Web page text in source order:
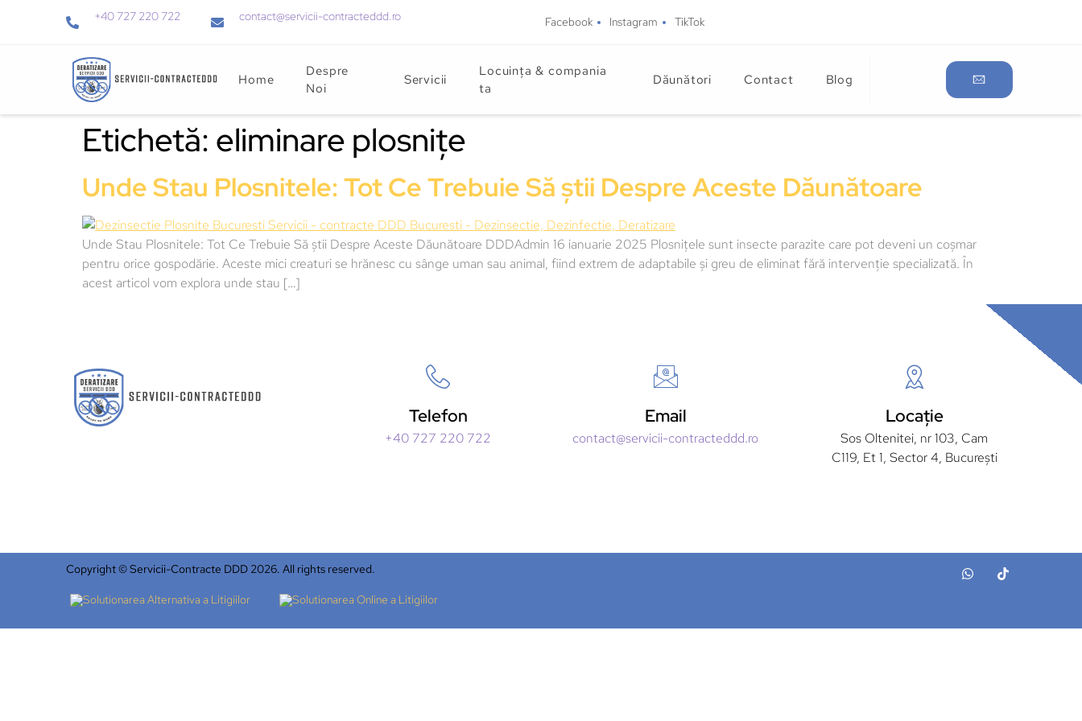
+40 727 220 722 contact@servicii-contracteddd.ro Facebook Instagram TikTok
Home
Despre
Noi
Servicii
Locuința & compania
ta
Dăunători Contact Blog
Etichetă: eliminare plosnițe
Unde Stau Plosnitele: Tot Ce Trebuie Să știi Despre Aceste Dăunătoare
Unde Stau Plosnitele: Tot Ce Trebuie Să știi Despre Aceste Dăunătoare DDDAdmin 16 ianuarie 2025 Plosnițele sunt insecte parazite care pot deveni un coșmar
pentru orice gospodărie. Aceste mici creaturi se hrănesc cu sânge uman sau animal, fiind extrem de adaptabile și greu de eliminat fără intervenție specializată. În
acest articol vom explora unde stau […]
Telefon
+40 727 220 722
Email
contact@servicii-contracteddd.ro
Locație
Sos Oltenitei, nr 103, Cam
C119, Et 1, Sector 4, București
Copyright © Servicii-Contracte DDD 2026. All rights reserved.